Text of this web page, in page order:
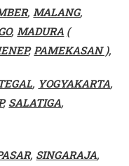
,MALANG,
,MADURA (
,PAMEKASAN ),
, YOGYAKARTA,
, SALATIGA,
, SINGARAJA,